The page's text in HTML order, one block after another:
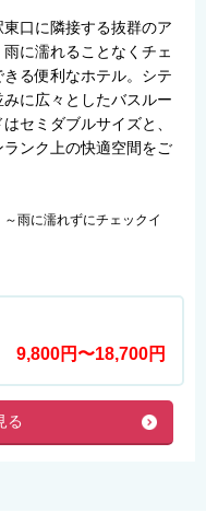
東口に隣接する抜群のア
に濡れることなくチェ
きる便利なホテル。シテ
みに広々としたバスルー
セミダブルサイズと、
ランク上の快適空間をご
～雨に濡れずにチェックイ
9,800円〜18,700円
る